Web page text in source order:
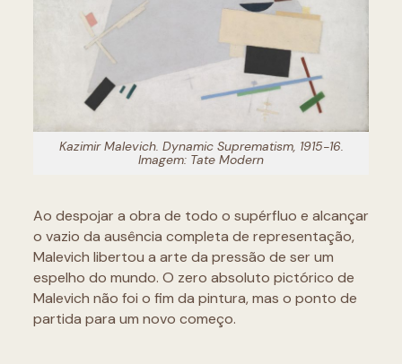
Kazimir Malevich. Dynamic Suprematism, 1915-16.
Imagem: Tate Modern
Ao despojar a obra de todo o supérfluo e alcançar
o vazio da ausência completa de representação,
Malevich libertou a arte da pressão de ser um
espelho do mundo. O zero absoluto pictórico de
Malevich não foi o fim da pintura, mas o ponto de
partida para um novo começo.